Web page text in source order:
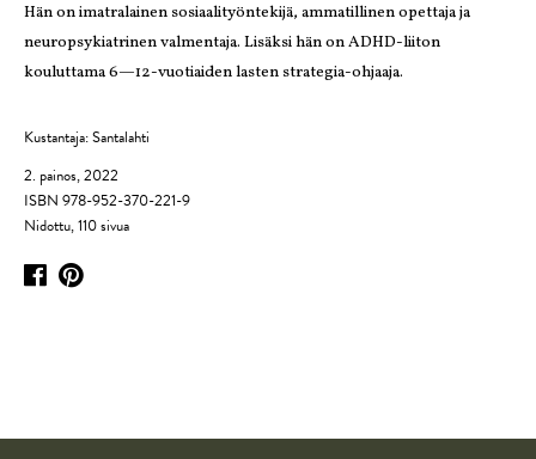
Hän on imatralainen sosiaalityöntekijä, ammatillinen opettaja ja
neuropsykiatrinen valmentaja. Lisäksi hän on ADHD-liiton
kouluttama 6—12-vuotiaiden lasten strategia-ohjaaja.
Kustantaja: Santalahti
2. painos, 2022
ISBN 978-952-370-221-9
Nidottu, 110 sivua